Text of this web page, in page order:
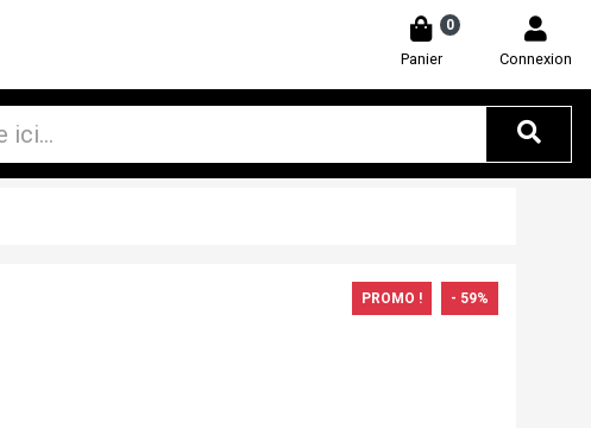
0
Panier Connexion
PROMO ! - 59%